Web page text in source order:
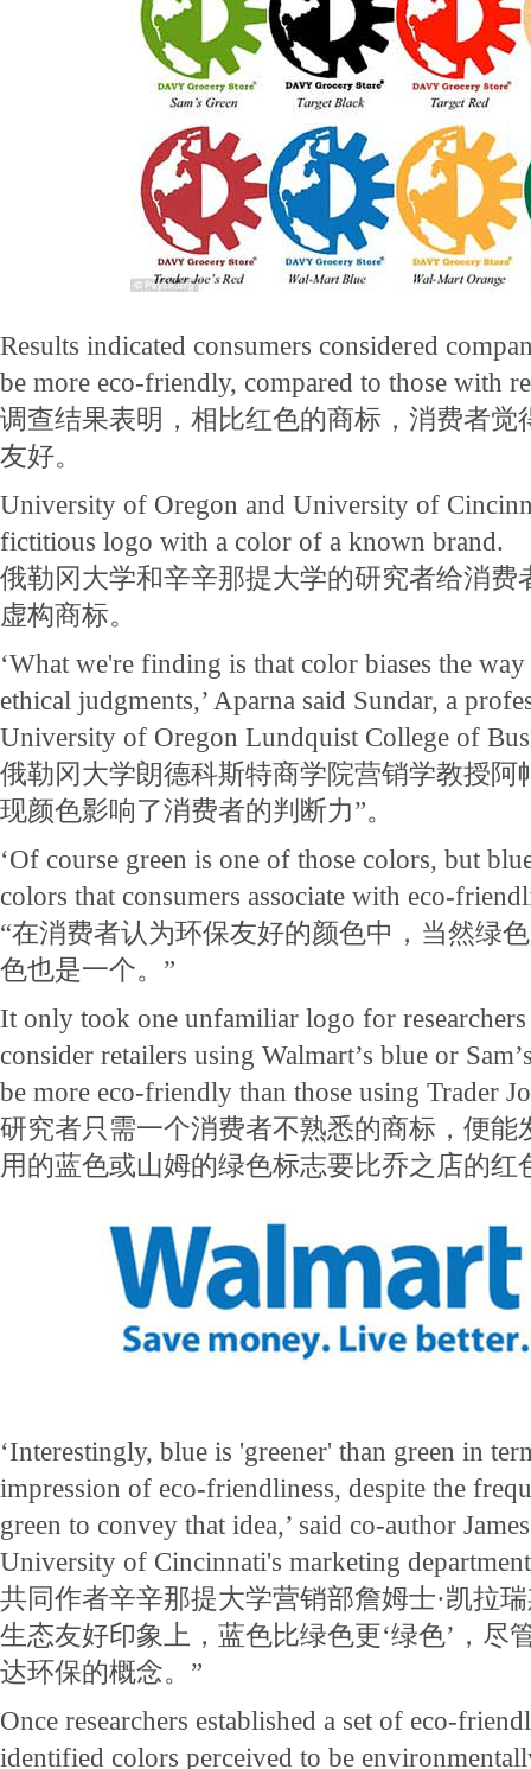
Results indicated consumers considered
be more eco-friendly, compared to those with
调查结果表明，相比红色的商标，消费者觉
友好。
University of Oregon and University of
fictitious logo with a color of a known brand.
俄勒冈大学和辛辛那提大学的研究者给消费
虚构商标。
‘What we're finding is that color biases the
ethical judgments,’ Aparna said Sundar, a
University of Oregon Lundquist College of
俄勒冈大学朗德科斯特商学院营销学教授阿
现颜色影响了消费者的判断力”。
‘Of course green is one of those colors, but
colors that consumers associate with eco-
“在消费者认为环保友好的颜色中，当然绿
色也是一个。”
It only took one unfamiliar logo for
consider retailers using Walmart’s blue or
be more eco-friendly than those using Trader
研究者只需一个消费者不熟悉的商标，便能
用的蓝色或山姆的绿色标志要比乔之店的红
‘Interestingly, blue is 'greener' than green in
impression of eco-friendliness, despite the
green to convey that idea,’ said co-author
University of Cincinnati's marketing
共同作者辛辛那提大学营销部詹姆士·凯拉
生态友好印象上，蓝色比绿色更‘绿色’，尽
达环保的概念。”
Once researchers established a set of eco-
identified colors perceived to be